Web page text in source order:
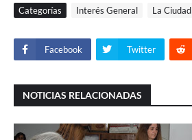
Categorías Interés General La Ciudad
Facebook Twitter
NOTICIAS RELACIONADAS